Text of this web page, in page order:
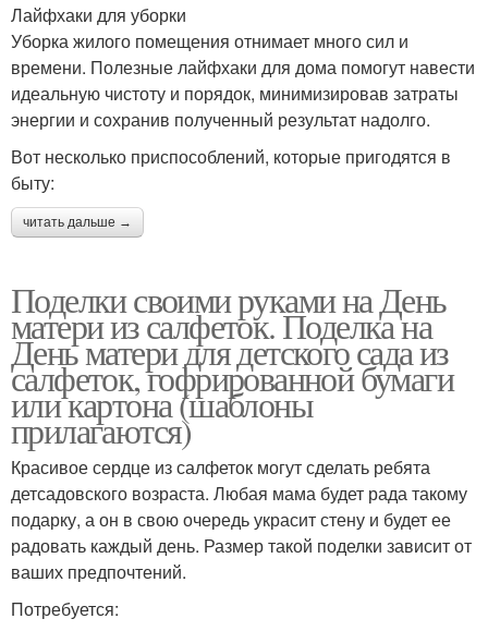
Лайфхаки для уборки
Уборка жилого помещения отнимает много сил и
времени. Полезные лайфхаки для дома помогут навести
идеальную чистоту и порядок, минимизировав затраты
энергии и сохранив полученный результат надолго.
Вот несколько приспособлений, которые пригодятся в
быту:
читать дальше →
Поделки своими руками на День
матери из салфеток. Поделка на
День матери для детского сада из
салфеток, гофрированной бумаги
или картона (шаблоны
прилагаются)
Красивое сердце из салфеток могут сделать ребята
детсадовского возраста. Любая мама будет рада такому
подарку, а он в свою очередь украсит стену и будет ее
радовать каждый день. Размер такой поделки зависит от
ваших предпочтений.
Потребуется: